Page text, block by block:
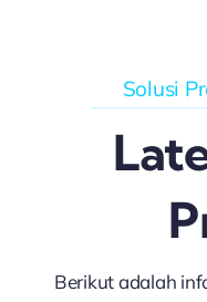
Solusi
Berikut adalah